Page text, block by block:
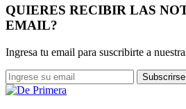
QUIERES RECIBIR LAS
EMAIL?
Ingresa tu email para suscribirte a
Subscrirse